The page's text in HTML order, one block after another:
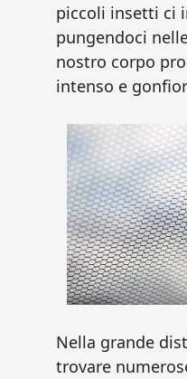
piccoli insetti ci
pungendoci
nostro corpo
intenso e
Nella grande
trovare